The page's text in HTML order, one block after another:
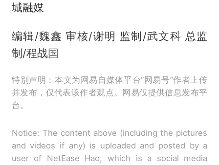
城融媒
编辑/魏鑫 审核/谢明 监制/武文科 总监
制/程战国
特别声明：本文为网易自媒体平台“网易号”作者上传
并发布，仅代表该作者观点。网易仅提供信息发布平
台。
Notice: The content above (including the pictures
and videos if any) is uploaded and posted by a
user of NetEase Hao, which is a social media